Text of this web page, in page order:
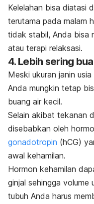
Kelelahan bisa diatasi
terutama pada malam
tidak stabil, Anda bisa
atau terapi relaksasi.
4. Lebih sering
Meski ukuran janin
Anda mungkin tetap
buang air kecil.
Selain akibat tekanan
disebabkan oleh
gonadotropin (hCG)
awal kehamilan.
Hormon kehamilan
ginjal sehingga volume
tubuh Anda harus